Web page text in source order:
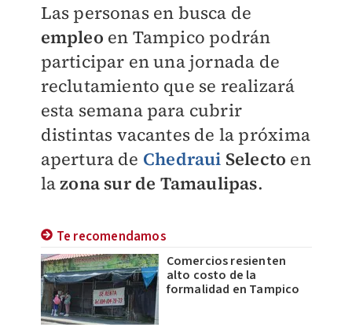
Las personas en busca de
empleo en Tampico podrán
participar en una jornada de
reclutamiento que se realizará
esta semana para cubrir
distintas vacantes de la próxima
apertura de Chedraui Selecto en
lazona sur de Tamaulipas.
Te recomendamos
Comercios resienten
alto costo de la
formalidad en Tampico